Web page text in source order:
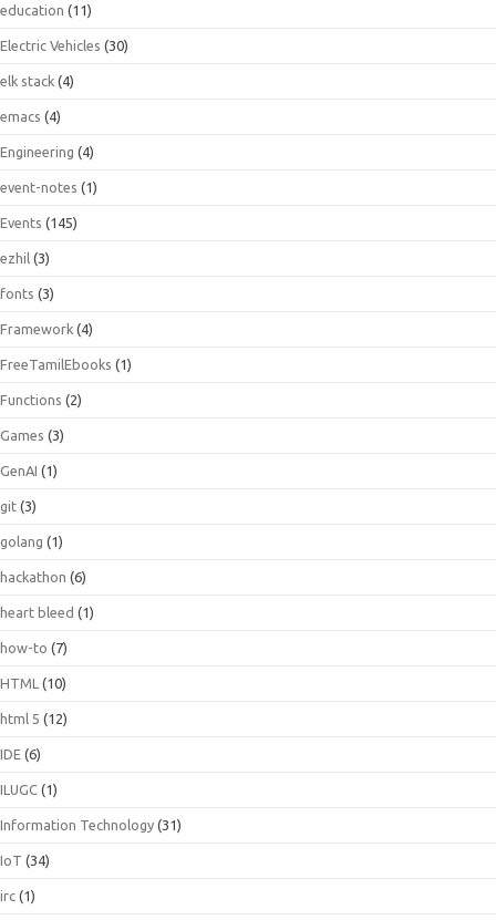
education (11)
Electric Vehicles (30)
elk stack (4)
emacs (4)
Engineering (4)
event-notes (1)
Events (145)
ezhil (3)
fonts (3)
Framework (4)
FreeTamilEbooks (1)
Functions (2)
Games (3)
GenAI (1)
git (3)
golang (1)
hackathon (6)
heart bleed (1)
how-to (7)
HTML (10)
html 5 (12)
IDE (6)
ILUGC (1)
Information Technology (31)
IoT (34)
irc (1)